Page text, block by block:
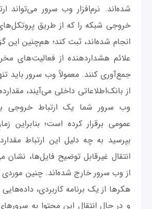
شده‌اند. نرم‌افزار وب سرور می‌تواند
انجام شده‌اند، ثبت کند؛ هم‌چنین این
علائم هشداردهنده از فعالیت‌های
جمع‌آوری کنند. معمولاً وب سرور باید
از بانک‌اطلاعاتی داخلی می‌آیند،
عمومی برقرار کرده است؛ بنابراین
بپرسید به چه دلیل این ارتباط
انتقال غیرقابل توضیح فایل‌ها،
از وب سرور خارج شده‌اند. چنین
هکرها از یک برنامه کاربردی،
و در حال انتقال این محتوا به